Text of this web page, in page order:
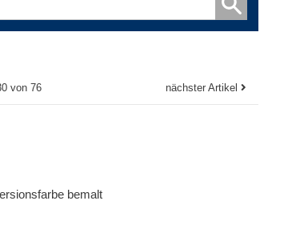
von 76 nächster Artikel
bemalt